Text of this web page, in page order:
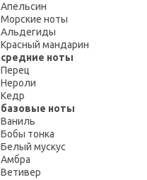
Апельсин
Морские ноты
Альдегиды
Красный мандарин
средние ноты
Перец
Нероли
Кедр
базовые ноты
Ваниль
Бобы тонка
Белый мускус
Амбра
Ветивер